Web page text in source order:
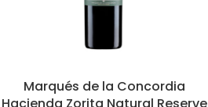
Marqués de la Concordia